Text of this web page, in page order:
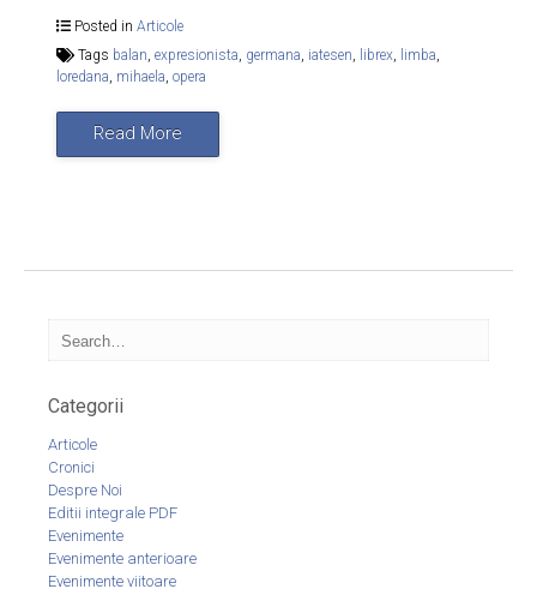
Posted inArticole
Tags balan,expresionista, germana, iatesen, librex, limba,
loredana, mihaela,opera
Read More
Categorii
Articole
Cronici
Despre Noi
Editii integrale PDF
Evenimente
Evenimente anterioare
Evenimente viitoare